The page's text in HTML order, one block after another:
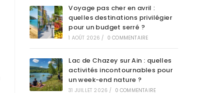
Voyage pas cher en avril :
quelles destinations privilégier
pour un budget serré ?
1 AOÛT 2026 / 0 COMMENTAIRE
Lac de Chazey sur Ain : quelles
activités incontournables pour
un week-end nature ?
31 JUILLET 2026 / 0 COMMENTAIRE